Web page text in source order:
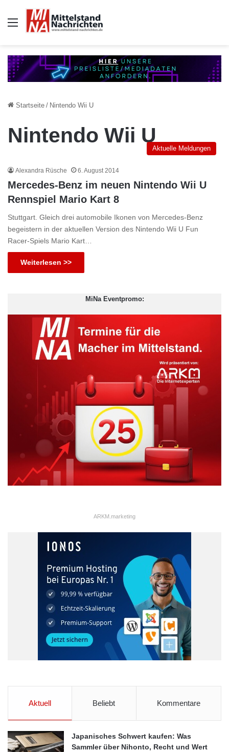
Auswahl
Startseite / Nintendo Wii U
Nintendo Wii U
Aktuelle Meldungen
Alexandra Rüsche 6. August 2014
Mercedes-Benz im neuen Nintendo Wii U
Rennspiel Mario Kart 8
Stuttgart. Gleich drei automobile Ikonen von Mercedes-Benz
begeistern in der aktuellen Version des Nintendo Wii U Fun
Racer-Spiels Mario Kart…
Weiterlesen >>
MiNa Eventpromo:
ARKM.marketing
Aktuell Beliebt Kommentare
Japanisches Schwert kaufen: Was
Sammler über Nihonto, Recht und Wert